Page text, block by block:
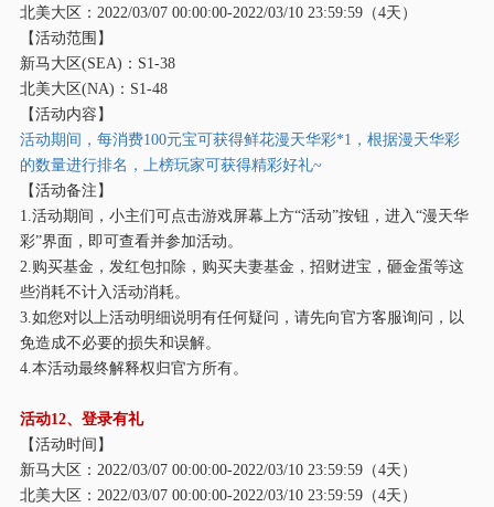
北美大区： 2022/03/07 00:00:00-2022/03/10 23:59:59（4天）
【活动范围】
新马大区(SEA)：S1-38
北美大区(NA)：S1-48
【活动内容】
活动期间，每消费100元宝可获得鲜花漫天华彩*1，根据漫天华彩
的数量进行排名，上榜玩家可获得精彩好礼~
【活动备注】
1.活动期间，小主们可点击游戏屏幕上方“活动”按钮，进入“漫天华
彩”界面，即可查看并参加活动。
2.购买基金，发红包扣除，购买夫妻基金，招财进宝，砸金蛋等这
些消耗不计入活动消耗。
3.如您对以上活动明细说明有任何疑问，请先向官方客服询问，以
免造成不必要的损失和误解。
4.本活动最终解释权归官方所有。
活动12、登录有礼
【活动时间】
新马大区： 2022/03/07 00:00:00-2022/03/10 23:59:59（4天）
北美大区： 2022/03/07 00:00:00-2022/03/10 23:59:59（4天）